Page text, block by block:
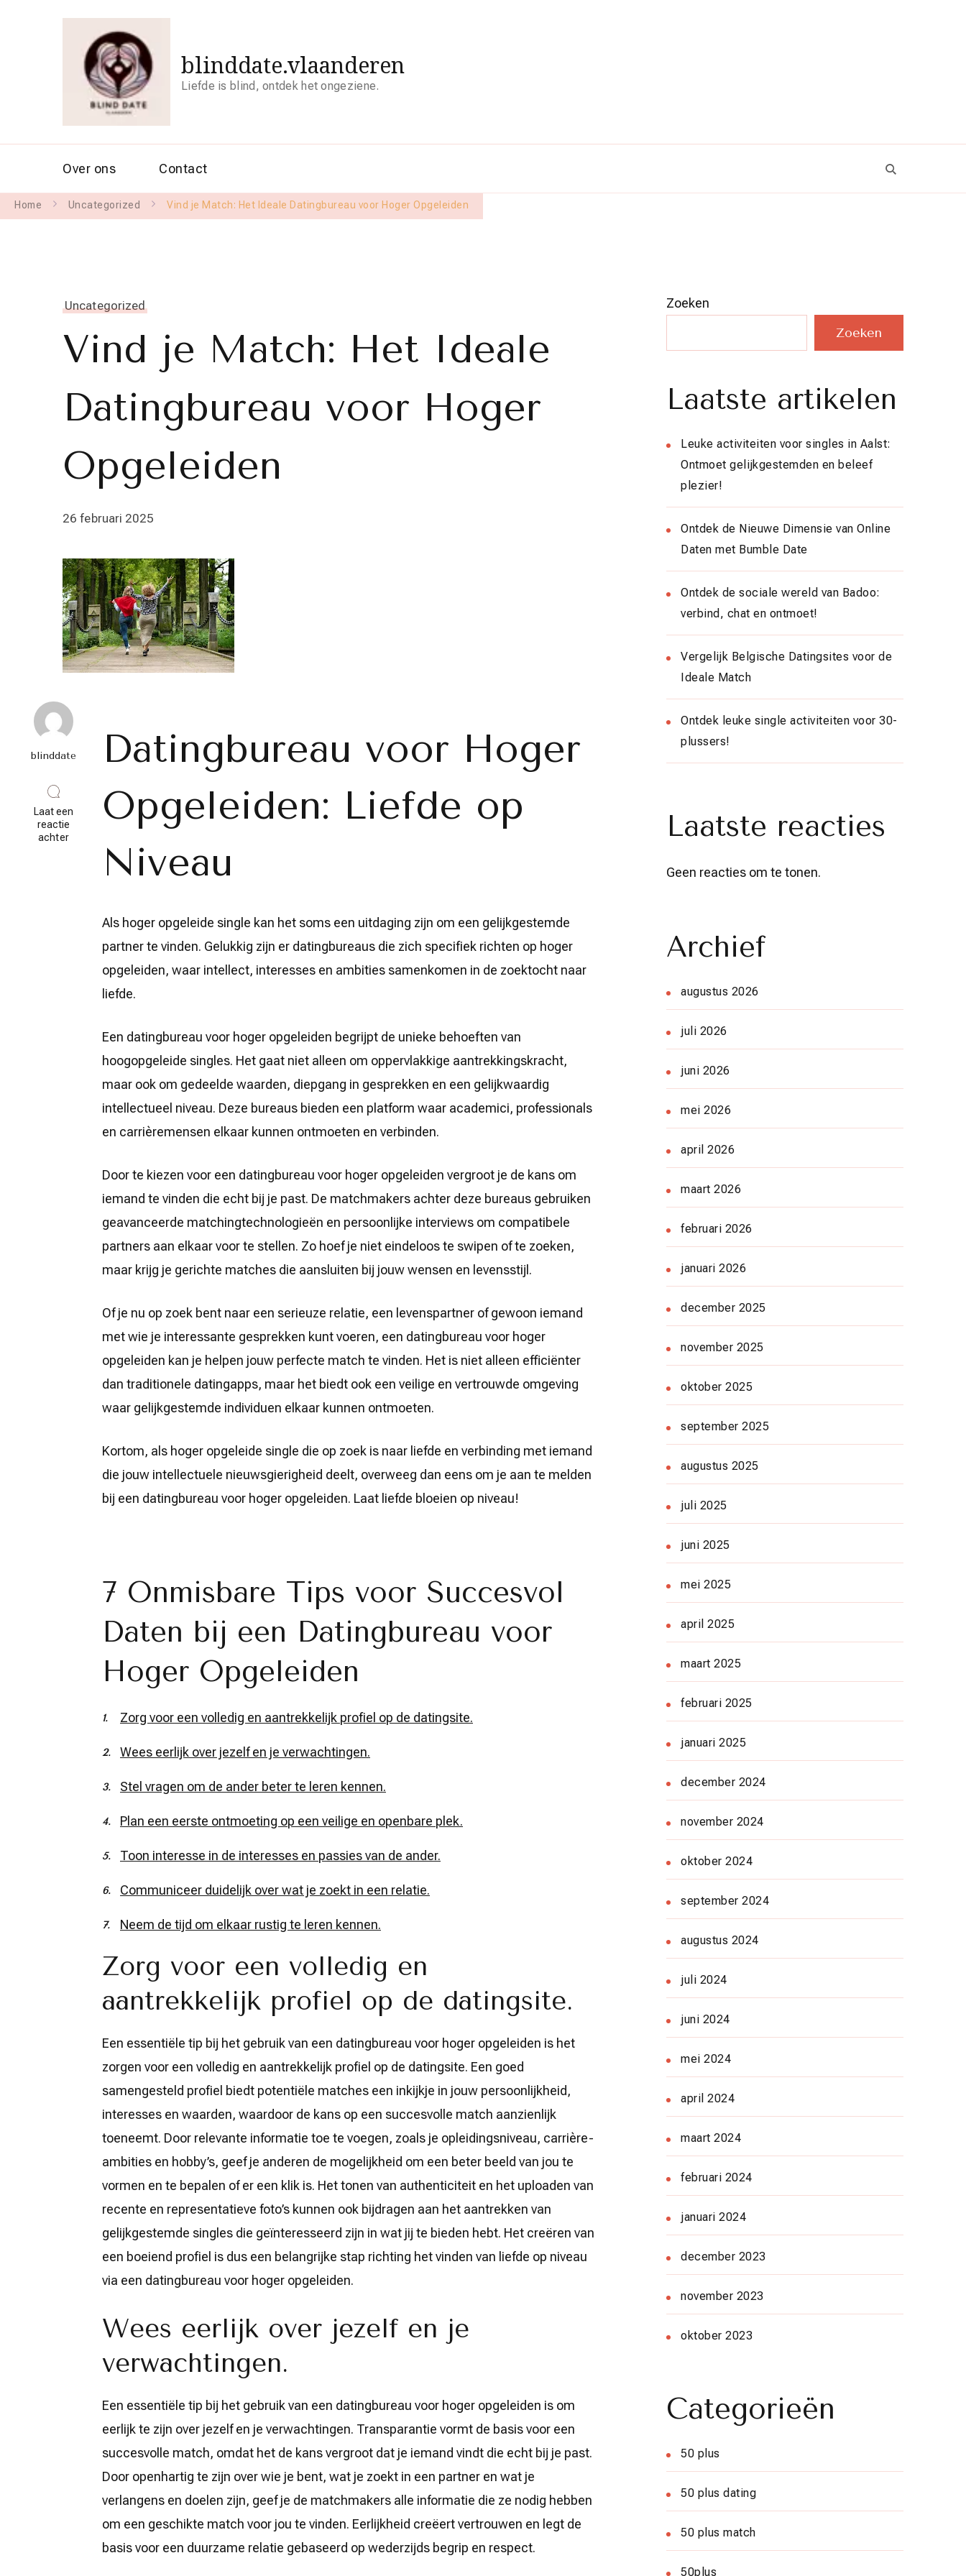
blinddate.vlaanderen
Liefde is blind, ontdek het ongeziene.
Over ons Contact
Home Uncategorized Vind je Match: Het Ideale Datingbureau voor Hoger Opgeleiden
Uncategorized
Vind je Match: Het Ideale
Datingbureau voor Hoger
Opgeleiden
26 februari 2025
blinddate
Laat een
reactie
achterop
Opgeleiden
Datingbureau voor Hoger
Opgeleiden: Liefde op
Niveau
Als hoger opgeleide single kan het soms een uitdaging zijn om een gelijkgestemde
partner te vinden. Gelukkig zijn er datingbureaus die zich specifiek richten op hoger
opgeleiden, waar intellect, interesses en ambities samenkomen in de zoektocht naar
liefde.
Een datingbureau voor hoger opgeleiden begrijpt de unieke behoeften van
hoogopgeleide singles. Het gaat niet alleen om oppervlakkige aantrekkingskracht,
maar ook om gedeelde waarden, diepgang in gesprekken en een gelijkwaardig
intellectueel niveau. Deze bureaus bieden een platform waar academici, professionals
en carrièremensen elkaar kunnen ontmoeten en verbinden.
Door te kiezen voor een datingbureau voor hoger opgeleiden vergroot je de kans om
iemand te vinden die echt bij je past. De matchmakers achter deze bureaus gebruiken
geavanceerde matchingtechnologieën en persoonlijke interviews om compatibele
partners aan elkaar voor te stellen. Zo hoef je niet eindeloos te swipen of te zoeken,
maar krijg je gerichte matches die aansluiten bij jouw wensen en levensstijl.
Of je nu op zoek bent naar een serieuze relatie, een levenspartner of gewoon iemand
met wie je interessante gesprekken kunt voeren, een datingbureau voor hoger
opgeleiden kan je helpen jouw perfecte match te vinden. Het is niet alleen efficiënter
dan traditionele datingapps, maar het biedt ook een veilige en vertrouwde omgeving
waar gelijkgestemde individuen elkaar kunnen ontmoeten.
Kortom, als hoger opgeleide single die op zoek is naar liefde en verbinding met iemand
die jouw intellectuele nieuwsgierigheid deelt, overweeg dan eens om je aan te melden
bij een datingbureau voor hoger opgeleiden. Laat liefde bloeien op niveau!
7 Onmisbare Tips voor Succesvol
Daten bij een Datingbureau voor
Hoger Opgeleiden
Zorg voor een volledig en aantrekkelijk profiel op de datingsite.
Wees eerlijk over jezelf en je verwachtingen.
Stel vragen om de ander beter te leren kennen.
Plan een eerste ontmoeting op een veilige en openbare plek.
Toon interesse in de interesses en passies van de ander.
Communiceer duidelijk over wat je zoekt in een relatie.
Neem de tijd om elkaar rustig te leren kennen.
Zorg voor een volledig en
aantrekkelijk profiel op de datingsite.
Een essentiële tip bij het gebruik van een datingbureau voor hoger opgeleiden is het
zorgen voor een volledig en aantrekkelijk profiel op de datingsite. Een goed
samengesteld profiel biedt potentiële matches een inkijkje in jouw persoonlijkheid,
interesses en waarden, waardoor de kans op een succesvolle match aanzienlijk
toeneemt. Door relevante informatie toe te voegen, zoals je opleidingsniveau, carrière-
ambities en hobby’s, geef je anderen de mogelijkheid om een beter beeld van jou te
vormen en te bepalen of er een klik is. Het tonen van authenticiteit en het uploaden van
recente en representatieve foto’s kunnen ook bijdragen aan het aantrekken van
gelijkgestemde singles die geïnteresseerd zijn in wat jij te bieden hebt. Het creëren van
een boeiend profiel is dus een belangrijke stap richting het vinden van liefde op niveau
via een datingbureau voor hoger opgeleiden.
Wees eerlijk over jezelf en je
verwachtingen.
Een essentiële tip bij het gebruik van een datingbureau voor hoger opgeleiden is om
eerlijk te zijn over jezelf en je verwachtingen. Transparantie vormt de basis voor een
succesvolle match, omdat het de kans vergroot dat je iemand vindt die echt bij je past.
Door openhartig te zijn over wie je bent, wat je zoekt in een partner en wat je
verlangens en doelen zijn, geef je de matchmakers alle informatie die ze nodig hebben
om een geschikte match voor jou te vinden. Eerlijkheid creëert vertrouwen en legt de
basis voor een duurzame relatie gebaseerd op wederzijds begrip en respect.
Zoeken
Zoeken
Laatste artikelen
Leuke activiteiten voor singles in Aalst:
Ontmoet gelijkgestemden en beleef
plezier!
Ontdek de Nieuwe Dimensie van Online
Daten met Bumble Date
Ontdek de sociale wereld van Badoo:
verbind, chat en ontmoet!
Vergelijk Belgische Datingsites voor de
Ideale Match
Ontdek leuke single activiteiten voor 30-
plussers!
Laatste reacties
Geen reacties om te tonen.
Archief
augustus 2026
juli 2026
juni 2026
mei 2026
april 2026
maart 2026
februari 2026
januari 2026
december 2025
november 2025
oktober 2025
september 2025
augustus 2025
juli 2025
juni 2025
mei 2025
april 2025
maart 2025
februari 2025
januari 2025
december 2024
november 2024
oktober 2024
september 2024
augustus 2024
juli 2024
juni 2024
mei 2024
april 2024
maart 2024
februari 2024
januari 2024
december 2023
november 2023
oktober 2023
Categorieën
50 plus
50 plus dating
50 plus match
50plus